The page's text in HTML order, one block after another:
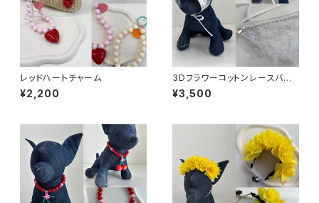
レッドハートチャーム
¥2,200
3Dフラワーコットンレースバブ
ーシュカ※再販
¥3,500